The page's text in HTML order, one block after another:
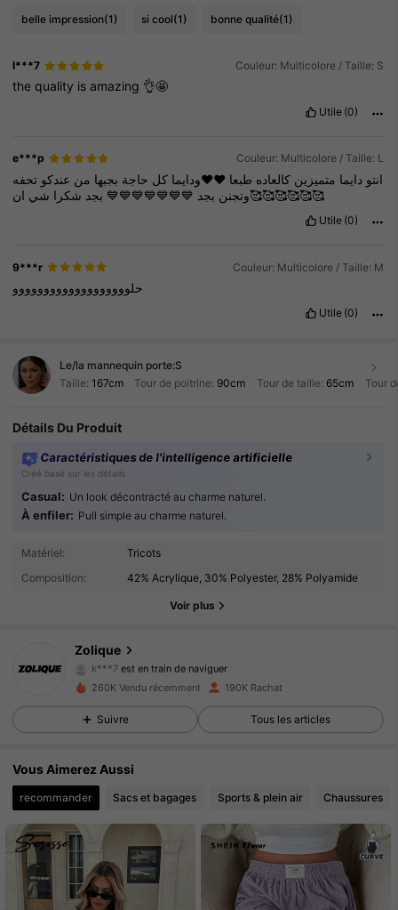
belle impression(1) si cool(1) bonne qualité(1)
l***7 Couleur: Multicolore / Taille: S
thequality is amazing 👌🤩
Utile (0)
e***p Couleur: Multicolore / Taille: L
انتو دايما متميزين كالعاده طبعا ♥️♥️ودايما كل حاجة بجبها من عندكو تحفه
وتجنن بجد 💙💙💙💙💙💙💙 بجد شكرا شي ان🥰🥰🥰🥰🥰🥰
Utile (0)
9***r Couleur: Multicolore / Taille: M
حلووووووووووووووووووو
Utile (0)
Le/la mannequin porte:S
Taille: 167cm Tour de poitrine: 90cm Tour de taille: 65cm Tour
Détails Du Produit
Caractéristiques de l'intelligence artificielle
Créé basé sur les détails
Casual: Un look décontracté au charme naturel.
À enfiler: Pull simple au charme naturel.
Matériel:
Tricots
Composition:
42% Acrylique, 30% Polyester, 28% Polyamide
Voir plus
Zolique
k***7est en train de naviguer
4.93 73K Suiveurs
4.93 73K Suiveurs
4.93
4.93 73K Suiveurs
4.93 73K Suiveurs
260K Vendu récemment 190K Rachat
Suivre Tous les articles
Vous Aimerez Aussi
recommander Sacs et bagages Sports & plein air Chaussures